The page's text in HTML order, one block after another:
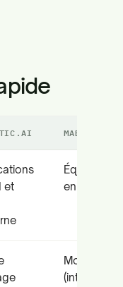
MABL
et
Équipes
en
Modérée
(interface